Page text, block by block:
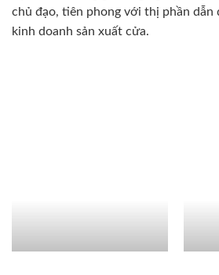
chủ đạo, tiên phong với thị phần dẫn
kinh doanh sản xuất cửa.